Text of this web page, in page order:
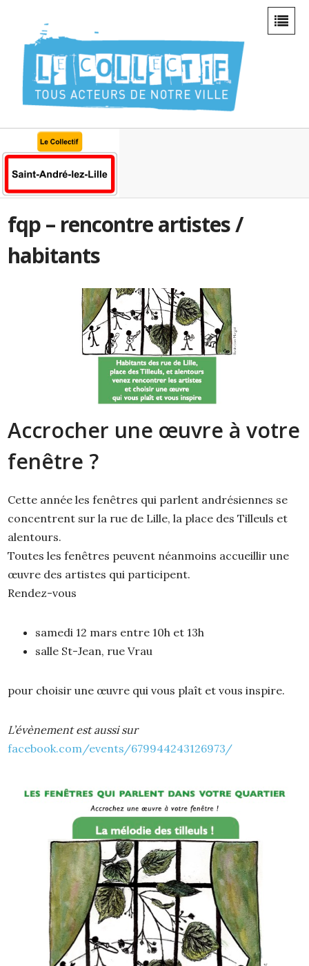
fqp – rencontre artistes /
habitants
Accrocher une œuvre à votre
fenêtre ?
Cette année les fenêtres qui parlent andrésiennes se
concentrent sur la rue de Lille, la place des Tilleuls et
alentours.
Toutes les fenêtres peuvent néanmoins accueillir une
œuvre des artistes qui participent.
Rendez-vous
samedi 12 mars entre 10h et 13h
salle St-Jean, rue Vrau
pour choisir une œuvre qui vous plaît et vous inspire.
L’évènement est aussi sur
facebook.com/events/679944243126973/